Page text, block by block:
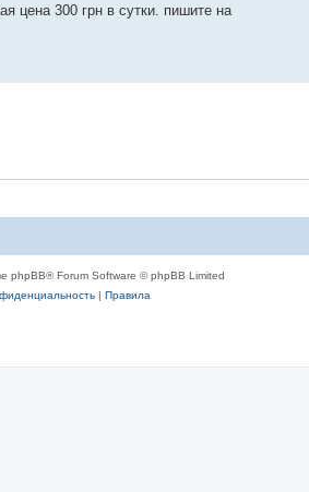
цена 300 грн в сутки. пишите на
phpBB® Forum Software © phpBB Limited
| Правила